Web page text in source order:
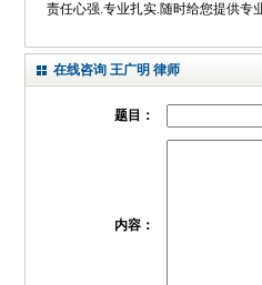
责任心强.专业扎实.随时给您提供专
在线咨询 王广明 律师
题目：
内容：